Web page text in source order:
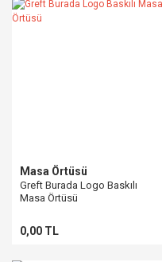
Masa Örtüsü
Greft Burada Logo Baskılı
Masa Örtüsü
0,00 TL